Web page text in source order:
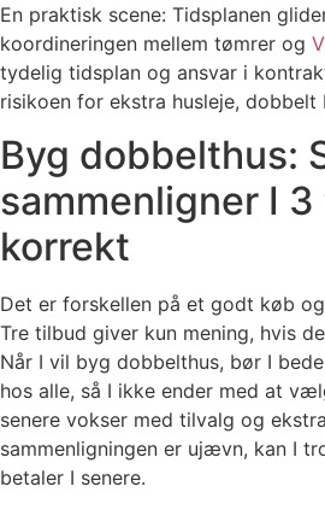
En praktisk scene: Tidsplanen
koordineringen mellem tømrer og
tydelig tidsplan og ansvar i
risikoen for ekstra husleje,
Byg dobbelthus:
sammenligner I
korrekt
Det er forskellen på et godt køb
Tre tilbud giver kun mening, hvis
Når I vil byg dobbelthus, bør I
hos alle, så I ikke ender med at
senere vokser med tilvalg og
sammenligningen er ujævn, kan I
betaler I senere.